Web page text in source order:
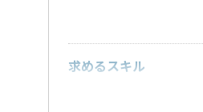
求めるスキル